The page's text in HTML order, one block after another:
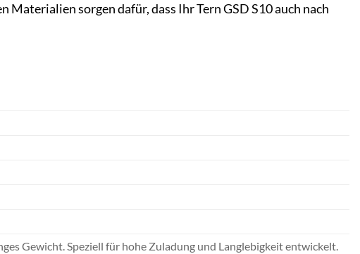
sorgen dafür, dass Ihr Tern GSD S10 auch nach
Gewicht. Speziell für hohe Zuladung und Langlebigkeit entwickelt.